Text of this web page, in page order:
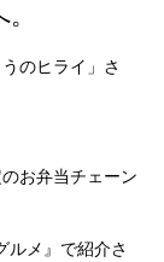
のヒライ」さ
お弁当チェーン
ルメ』で紹介さ